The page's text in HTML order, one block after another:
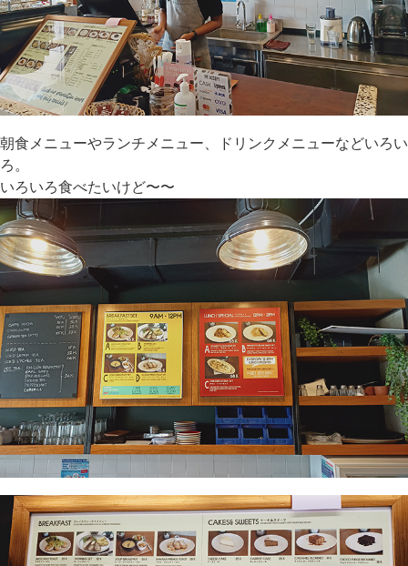
朝食メニューやランチメニュー、ドリンクメニューなどいろい
ろ。
いろいろ食べたいけど〜〜